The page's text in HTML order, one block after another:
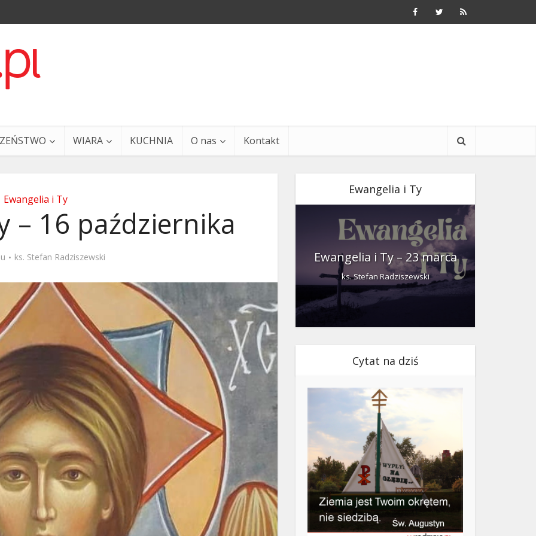
WIARA KUCHNIA O nas Kontakt
Ewangelia i Ty
– 16 października
ks. Stefan Radziszewski
Ewangelia i Ty
i Ty – 29 grudnia Ewangelia i Ty – 23 marca
ks. Stefan Radziszewski
Cytat na dziś